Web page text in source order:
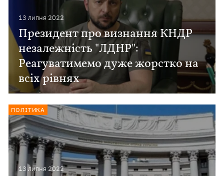
13 липня 2022
Президент про визнання КНДР
незалежність "ЛДНР":
Реагуватимемо дуже жорстко на
всіх рівнях
13 липня 2022
ПОЛІТИКА